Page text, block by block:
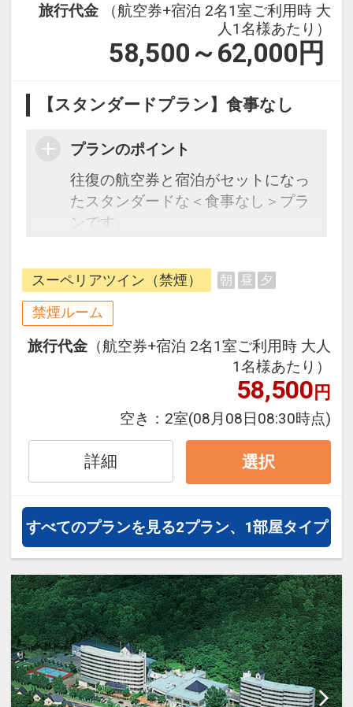
旅行代金
（航空券+宿泊 2名1室ご利用時 大
人1名様あたり）
58,500～62,000 円
【スタンダードプラン】食事なし
プランのポイント
往復の航空券と宿泊がセットになっ
たスタンダードな＜食事なし＞プラ
ンです。
できるダイナミックパッケージだか
ら、一都市滞在はもちろん周遊旅行
にも最適！
旅行期間中の1泊だけの宿泊や延
泊・飛び泊なども自由自在です。
フライトは、安心のJAL（または
JALグループ）確約！フライトマイ
ル50%貯まります。
通・体験プランなどの追加（同時予
約）が可能なプランもございます。
スーペリアツイン（禁煙） 朝 昼 夕
禁煙ルーム
旅行代金 （航空券+宿泊 2名1室ご利用時 大人
1名様あたり）
58,500円
空き： 2室(08月08日08:30時点)
詳細 選択
すべてのプランを見る2プラン、1部屋タイプ